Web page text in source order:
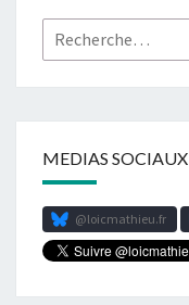
Rechercher :
MEDIAS SOCIAUX
@loicmathieu.fr